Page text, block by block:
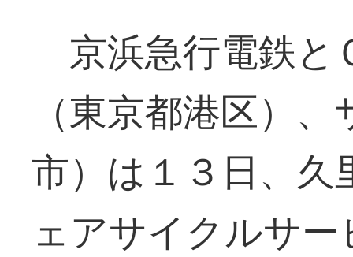
京浜急行電鉄と
（東京都港区）
市）は１３日、久
ェアサイクルサ